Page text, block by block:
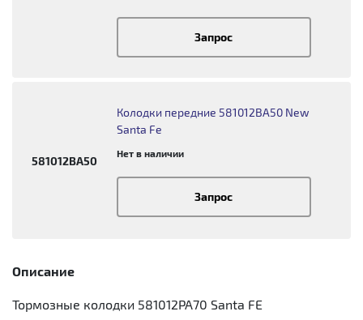
Запрос
581012BA50
Колодки передние 581012BA50 New
Santa Fe
Нет в наличии
Запрос
Описание
Тормозные колодки 581012PA70 Santa FE